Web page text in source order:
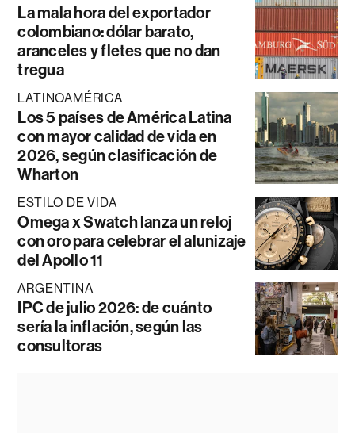
La mala hora del exportador
colombiano: dólar barato,
aranceles y fletes que no dan
tregua
LATINOAMÉRICA
Los 5 países de América Latina
con mayor calidad de vida en
2026, según clasificación de
Wharton
ESTILO DE VIDA
Omega x Swatch lanza un reloj
con oro para celebrar el alunizaje
del Apollo 11
ARGENTINA
IPC de julio 2026: de cuánto
sería la inflación, según las
consultoras